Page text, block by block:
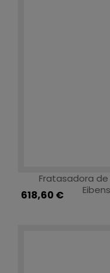
Fratasadora
618,60 €